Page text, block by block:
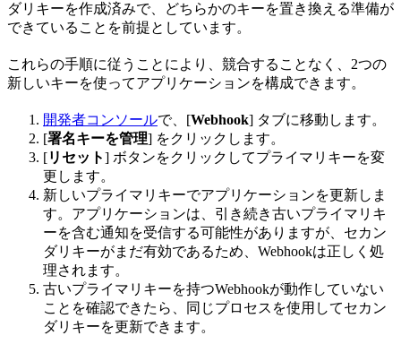
ダリキーを作成済みで、どちらかのキーを置き換える準備が
できていることを前提としています。
これらの手順に従うことにより、競合することなく、2つの
新しいキーを使ってアプリケーションを構成できます。
開発者コンソールで、[Webhook] タブに移動します。
[署名キーを管理] をクリックします。
[リセット] ボタンをクリックしてプライマリキーを変
更します。
新しいプライマリキーでアプリケーションを更新しま
す。アプリケーションは、引き続き古いプライマリキ
ーを含む通知を受信する可能性がありますが、セカン
ダリキーがまだ有効であるため、Webhookは正しく処
理されます。
古いプライマリキーを持つWebhookが動作していない
ことを確認できたら、同じプロセスを使用してセカン
ダリキーを更新できます。